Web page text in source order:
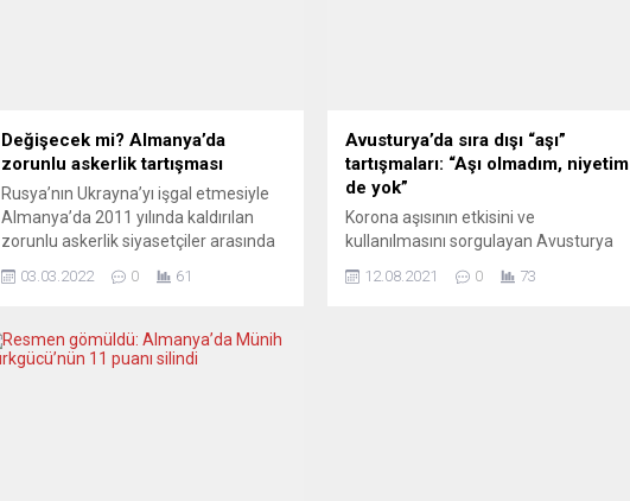
Değişecek mi? Almanya’da
zorunlu askerlik tartışması
Rusya’nın Ukrayna’yı işgal etmesiyle
Almanya’da 2011 yılında kaldırılan
zorunlu askerlik siyasetçiler arasında
Rusya’nın Ukrayna’yı işgal etmesi,
zorunlu askerlikle ilgili tartışmaların
yeniden başlamasına neden oldu.
03.03.2022 0 61
Avusturya’da sıra dışı “aşı”
tartışmaları: “Aşı olmadım, niyetim
de yok”
Korona aşısının etkisini ve
kullanılmasını sorgulayan Avusturya
Herbert Kickl “Aşı olmadım gelecekte
12.08.2021 0 73